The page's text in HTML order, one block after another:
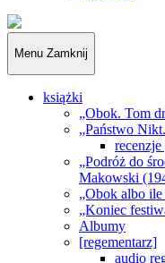
„Obywatele…”
Menu Zamknij
książki
„Obok. Tom
„Państwo
„Podróż do
Makowski
„Obok albo
„Koniec
Albumy
[regementarz]
audio